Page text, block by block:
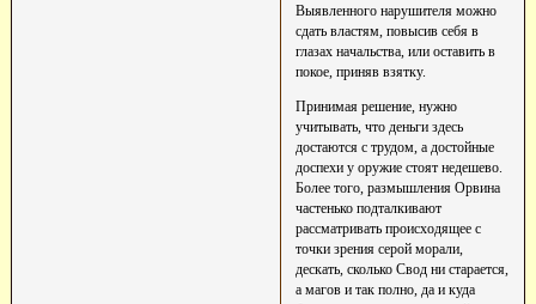
Выявленного нарушителя можно
сдать властям, повысив себя в
глазах начальства, или оставить в
покое, приняв взятку.
Принимая решение, нужно
учитывать, что деньги здесь
достаются с трудом, а достойные
доспехи у оружие стоят недешево.
Более того, размышления Орвина
частенько подталкивают
рассматривать происходящее с
точки зрения серой морали,
дескать, сколько Свод ни старается,
а магов и так полно, да и куда